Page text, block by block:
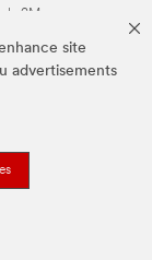
site
advertisements
de 3M